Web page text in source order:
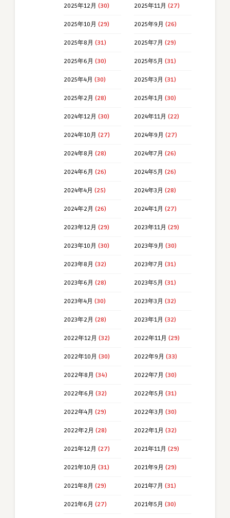
2025年12月 (30) 2025年11月 (27)
2025年10月 (29) 2025年9月 (26)
2025年8月 (31) 2025年7月 (29)
2025年6月 (30) 2025年5月 (31)
2025年4月 (30) 2025年3月 (31)
2025年2月 (28) 2025年1月 (30)
2024年12月 (30) 2024年11月 (22)
2024年10月 (27) 2024年9月 (27)
2024年8月 (28) 2024年7月 (26)
2024年6月 (26) 2024年5月 (26)
2024年4月 (25) 2024年3月 (28)
2024年2月 (26) 2024年1月 (27)
2023年12月 (29) 2023年11月 (29)
2023年10月 (30) 2023年9月 (30)
2023年8月 (32) 2023年7月 (31)
2023年6月 (28) 2023年5月 (31)
2023年4月 (30) 2023年3月 (32)
2023年2月 (28) 2023年1月 (32)
2022年12月 (32) 2022年11月 (29)
2022年10月 (30) 2022年9月 (33)
2022年8月 (34) 2022年7月 (30)
2022年6月 (32) 2022年5月 (31)
2022年4月 (29) 2022年3月 (30)
2022年2月 (28) 2022年1月 (32)
2021年12月 (27) 2021年11月 (29)
2021年10月 (31) 2021年9月 (29)
2021年8月 (29) 2021年7月 (31)
2021年6月 (27) 2021年5月 (30)